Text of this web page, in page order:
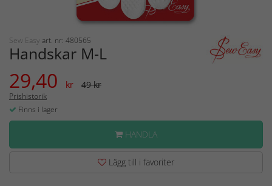
Sew Easy art. nr: 480565
Handskar M-L
29,40 kr 49 kr
Prishistorik
Finns i lager
HANDLA
Lägg till i favoriter